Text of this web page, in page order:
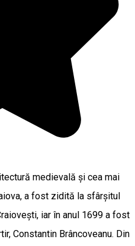
medievală și cea mai
a fost zidită la sfârșitul
iar în anul 1699 a fost
Constantin Brâncoveanu. Din